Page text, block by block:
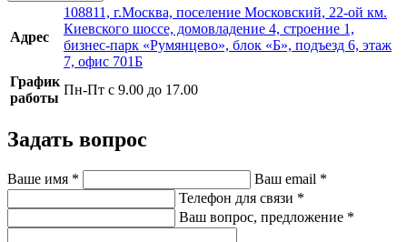
Адрес
108811, г.Москва, поселение Московский, 22-ой км.
Киевского шоссе, домовладение 4, строение 1,
бизнес-парк «Румянцево», блок «Б», подъезд 6, этаж
7, офис 701Б
График
работы
Пн-Пт с 9.00 до 17.00
Задать вопрос
Ваше имя * Ваш email *
Телефон для связи *
Ваш вопрос, предложение *